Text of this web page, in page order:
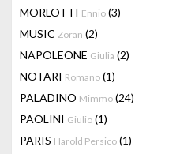
MORLOTTI Ennio (3)
MUSIC Zoran (2)
NAPOLEONE Giulia (2)
NOTARI Romano (1)
PALADINO Mimmo (24)
PAOLINI Giulio (1)
PARIS Harold Persico (1)